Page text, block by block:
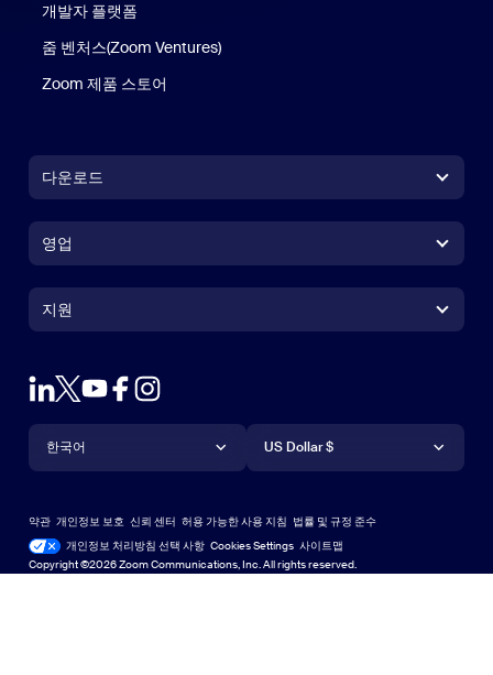
개발자 플랫폼
줌 벤처스(Zoom Ventures)
Zoom 제품 스토어
다운로드
Zoom Rooms 앱Zoom Rooms 앱
Zoom Rooms Controller
Outlook 플러그인
Android 앱
영업
영업팀에 문의
데모 요청하기
웨비나 및 이벤트
Zoom for StartupsZoom for Startups
지원
지원
계정
학습 센터
기술 콘텐츠 라이브러리기술 콘텐츠 라이브러리
언어
한국어
English
Español
통화
US Dollar $
Copyright ©2026 Zoom Communications, Inc. All rights reserved.
약관 개인정보 보호 신뢰 센터 허용 가능한 사용 지침 법률 및 규정 준수
개인정보 처리방침 선택 사항 Cookies Settings 사이트맵
사이트맵